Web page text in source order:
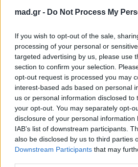
mad.gr - Do Not Process My
If you wish to opt-out of the sale,
processing of your personal or
targeted advertising by us, please use
section to confirm your selection.
opt-out request is processed you may
interest-based ads based on personal
us or personal information disclosed to
your opt-out. You may separately opt-
disclosure of your personal information
IAB’s list of downstream participants.
also be disclosed by us to third parties
Downstream Participants that may
Πανελλαδικές 2026:
Στην κορυφή των
βαθμολογιών η
Λαρισαία Ιωάννα
Παπακώστα με 19.780
μόρια
26.06.2026